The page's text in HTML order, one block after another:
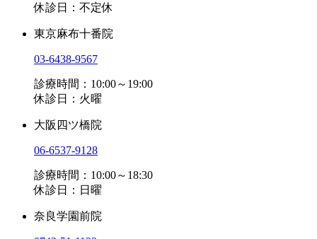
休診日：不定休
東京麻布十番院
03-6438-9567
診療時間：10:00～19:00
休診日：火曜
大阪四ツ橋院
06-6537-9128
診療時間：10:00～18:30
休診日：日曜
奈良学園前院